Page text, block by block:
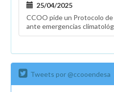
25/04/2025
CCOO pide un Protocolo
ante emergencias
Tweets por @ccooendesa